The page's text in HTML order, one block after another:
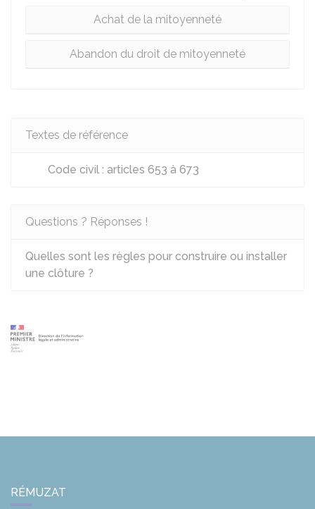
Achat de la mitoyenneté
Abandon du droit de mitoyenneté
Textes de référence
Code civil : articles 653 à 673
Questions ? Réponses !
Quelles sont les règles pour construire ou installer
une clôture ?
RÉMUZAT